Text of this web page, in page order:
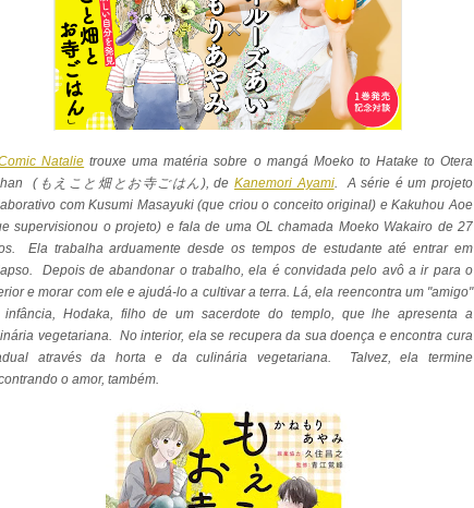
Natalie trouxe uma matéria sobre o mangá Moeko to Hatake to Otera
(もえこと畑とお寺ごはん), deKanemori Ayami. A série é um projeto
com Kusumi Masayuki (que criou o conceito original) e Kakuhou Aoe
supervisionou o projeto) e fala de uma OL chamada Moeko Wakairo de 27
Ela trabalha arduamente desde os tempos de estudante até entrar em
Depois de abandonar o trabalho, ela é convidada pelo avô a ir para o
e morar com ele e ajudá-lo a cultivar a terra. Lá, ela reencontra um "amigo"
infância, Hodaka, filho de um sacerdote do templo, que lhe apresenta a
vegetariana. No interior, ela se recupera da sua doença e encontra cura
através da horta e da culinária vegetariana. Talvez, ela termine
o amor, também.